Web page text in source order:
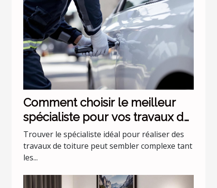
Comment choisir le meilleur
spécialiste pour vos travaux de
toiture ?
Trouver le spécialiste idéal pour réaliser des
travaux de toiture peut sembler complexe tant
les...